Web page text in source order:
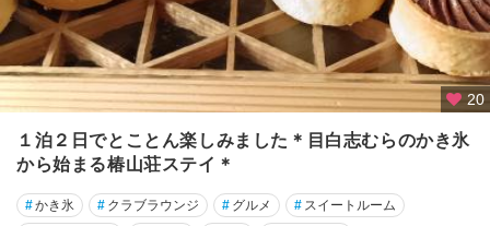
表
参
恵
寿
・
自
由
20
１泊２日でとことん楽しみました＊目白志むらのかき氷
から始まる椿山荘ステイ＊
#かき氷 # クラブラウンジ # グルメ # スイートルーム